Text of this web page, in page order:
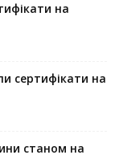
на
сертифікати на
станом на